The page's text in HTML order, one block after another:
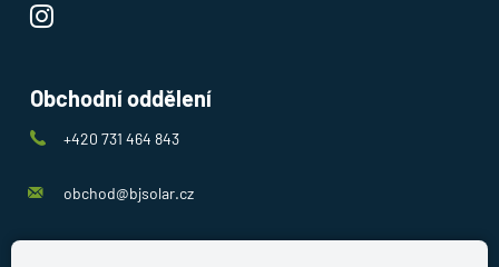
Obchodní oddělení
+420 731 464 843
obchod@bjsolar.cz